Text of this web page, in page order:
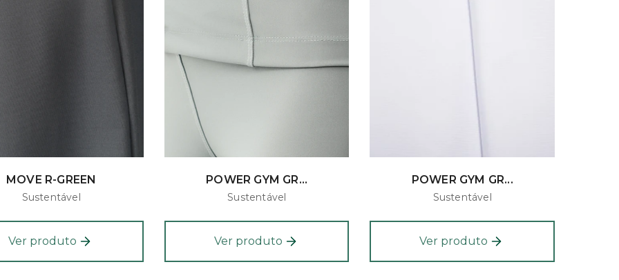
MOVE R-GREEN
Sustentável
Ver produto
POWER GYM GR...
Sustentável
Ver produto
POWER GYM GR...
Sustentável
Ver produto